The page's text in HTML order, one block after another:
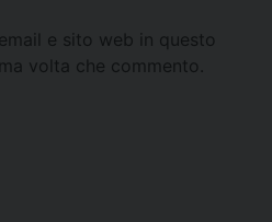
e sito web in questo
volta che commento.